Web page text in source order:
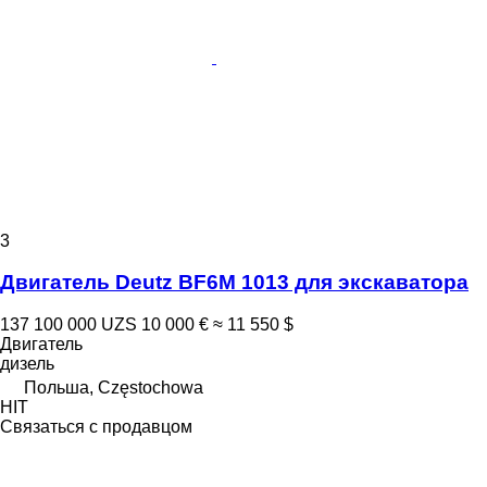
3
Двигатель Deutz BF6M 1013 для экскаватора
137 100 000 UZS 10 000 € ≈ 11 550 $
Двигатель
дизель
Польша, Częstochowa
HIT
Связаться с продавцом